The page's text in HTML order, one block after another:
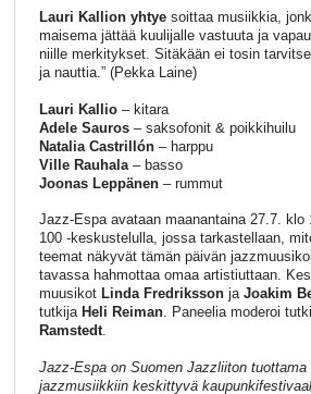
Lauri Kallion yhtyesoittaa musiikkia,
maisema jättää kuulijalle vastuuta ja
niille merkitykset. Sitäkään ei tosin
ja nauttia.” (Pekka Laine)
Lauri Kallio– kitara
Adele Sauros – saksofonit & poikkihuilu
Natalia Castrillón– harppu
Ville Rauhala– basso
Joonas Leppänen– rummut
Jazz-Espa avataan maanantaina 27.7. klo
100 -keskustelulla, jossa tarkastellaan,
teemat näkyvät tämän päivän
tavassa hahmottaa omaa artistiuttaan.
muusikot Linda Fredrikssonja Joakim
tutkija Heli Reiman. Paneelia moderoi
Ramstedt.
Jazz-Espa on Suomen Jazzliiton tuottama
jazzmusiikkiin keskittyvä